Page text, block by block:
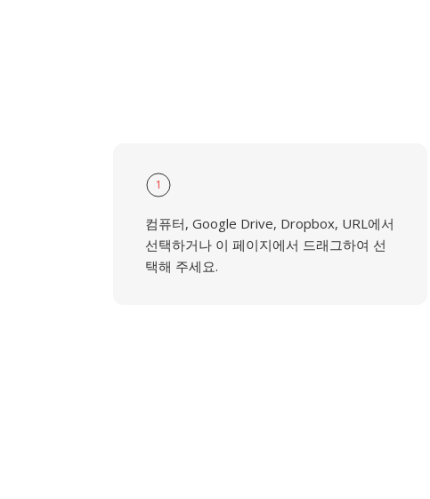
1
컴퓨터, Google Drive, Dropbox, URL에서
선택하거나 이 페이지에서 드래그하여 선
택해 주세요.